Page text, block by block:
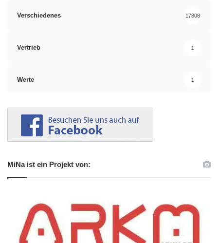
Verschiedenes 17808
Vertrieb 1
Werte 1
MiNa ist ein Projekt von: